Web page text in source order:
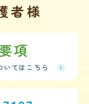
者様
項
いてはこちら